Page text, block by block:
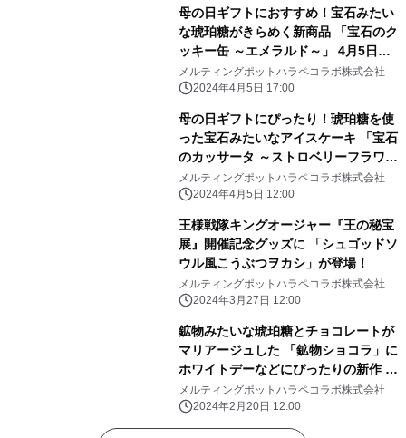
母の日ギフトにおすすめ！宝石みたい
な琥珀糖がきらめく新商品 「宝石のク
ッキー缶 ～エメラルド～」 4月5日よ
り早割予約の受付開始
メルティングポットハラペコラボ株式会社
2024年4月5日 17:00
母の日ギフトにぴったり！琥珀糖を使
った宝石みたいなアイスケーキ 「宝石
のカッサータ ～ストロベリーフラワー
エメラルド～」 ハラペコラボ 公式オ
ンラインストア・店頭にて4月5日発
メルティングポットハラペコラボ株式会社
2024年4月5日 12:00
王様戦隊キングオージャー『王の秘宝
展』開催記念グッズに 「シュゴッドソ
ウル風こうぶつヲカシ」が登場！
メルティングポットハラペコラボ株式会社
2024年3月27日 12:00
鉱物みたいな琥珀糖とチョコレートが
マリアージュした 「鉱物ショコラ」に
ホワイトデーなどにぴったりの新作 4
粒入りBOXが2月13日から期間限定で
販売開始
メルティングポットハラペコラボ株式会社
2024年2月20日 12:00